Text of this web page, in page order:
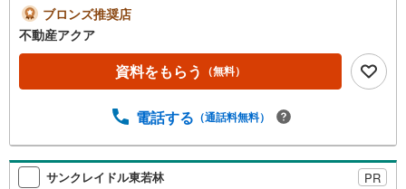
営業のマックスバリューや杏林堂など生活に必要な便利施
設が徒歩圏内にあり毎日のお買い物にも困りません。〇JR
天竜川駅が目の前で浜松駅までのアクセスはとても良好で
す！電車通勤の方にもおススメの立地♪徒歩2分＋電車4分
＝計6分で浜松駅まで行けます♪○152号線や国道1号線への
車場1台引継ぎOK 自走式で屋根ありです。*ロケーション
店まで約500m・JR天竜川駅まで約150m
ブロンズ推奨店
不動産アクア
資料をもらう （無料）
電話する （通話料無料）
サンクレイドル東若林 PR